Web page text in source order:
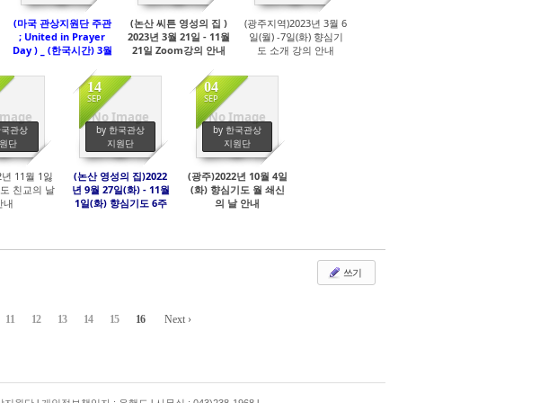
(마국 관상지원단 주관
; United in Prayer
Day ) _ (한국시간) 3월
(일) 오전 10시 마침.
(논산 씨튼 영성의 집 )
2023년 3월 21일 - 11월
21일 Zoom강의 안내
(광주지역)2023년 3월 6
일(월) -7일(화) 향심기
도 소개 강의 안내
관상
단
11월 1잃
친교의 날
내
No Image
14
SEP
by 한국관상
지원단
631
(논산 영성의 집)2022
년 9월 27일(화) - 11월
1일(화) 향심기도 6주
No Image
04
SEP
by 한국관상
지원단
482
(광주)2022년 10월 4일
(화) 향심기도 월 쇄신
의 날 안내
쓰기
11 12 13 14 15 16 Next ›